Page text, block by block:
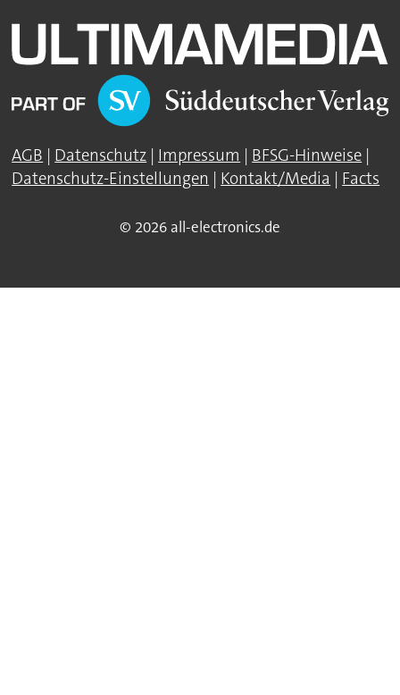
AGB | Datenschutz | Impressum | BFSG-Hinweise |
Datenschutz-Einstellungen | Kontakt/Media | Facts
© 2026 all-electronics.de